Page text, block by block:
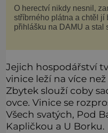
O herectví nikdy nesnil,
stříbrného plátna a chtěl jí
přihlášku na DAMU a stal
matador, který všude
Jejich hospodářství
vinice leží na více
Zbytek slouží coby
ovce. Vinice se
Všech svatých, Pod
Kapličkou a U Borku.